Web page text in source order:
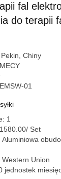
fal
do terapii
Chiny
01
1
Set
Aluminiowa
Western Union
jednostek